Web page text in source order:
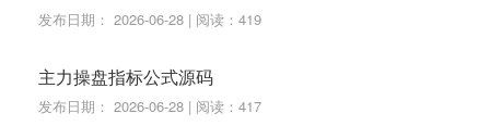
发布日期： 2026-06-28 | 阅读：419
主力操盘指标公式源码
发布日期： 2026-06-28 | 阅读：417